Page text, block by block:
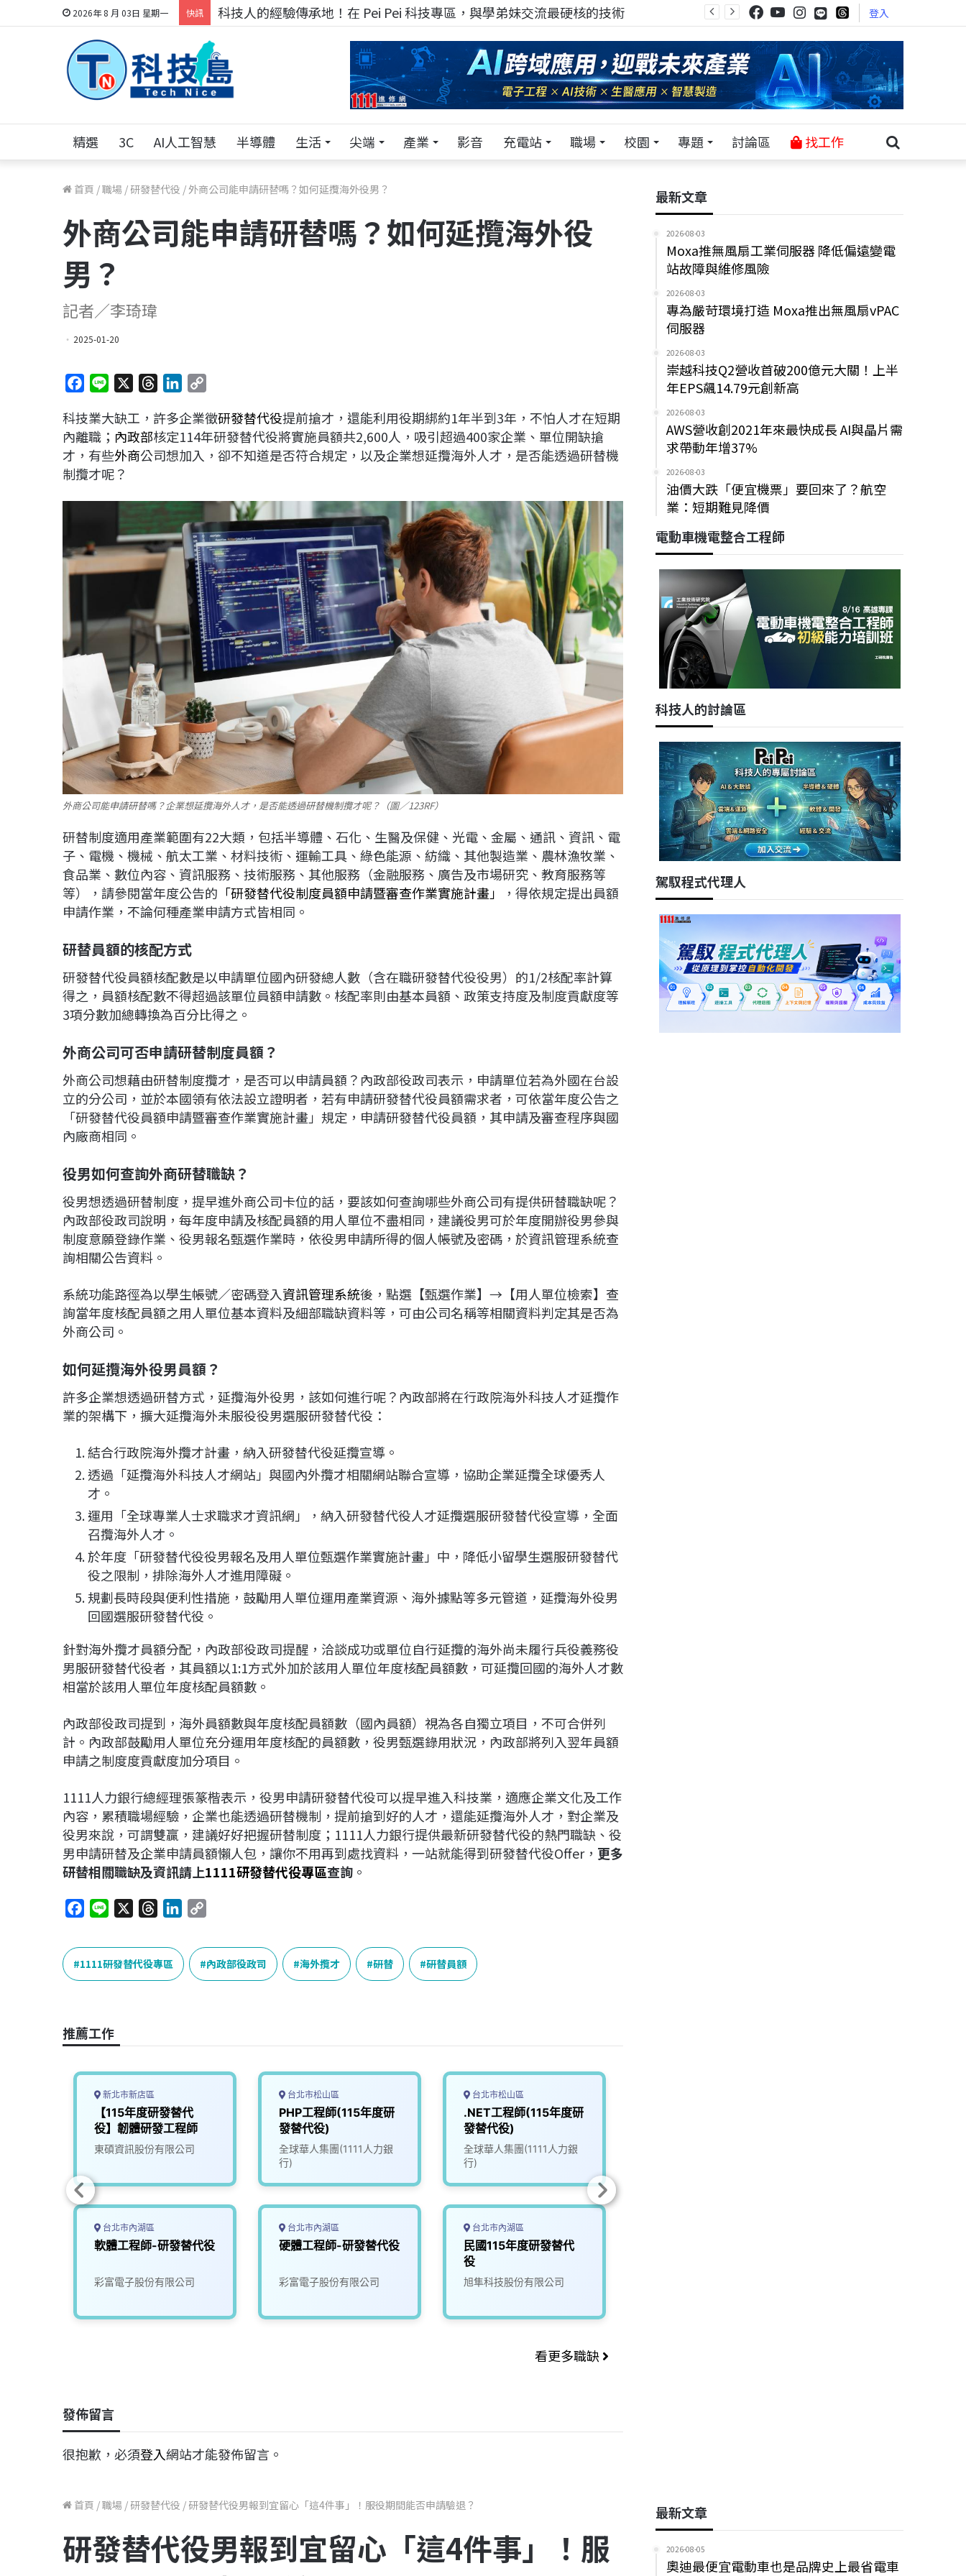
2026年 8 月 03日 星期一 快訊 科技人的經驗傳承地！在 Pei Pei 科技專區，與學弟妹交流最硬核的技術 登入
精選 3C AI人工智慧 半導體 生活 尖端 產業 影音 充電站 職場 校園 專題 討論區 找工作
首頁 /職場 / 研發替代役 / 外商公司能申請研替嗎？如何延攬海外役男？
外商公司能申請研替嗎？如何延攬海外役
男？
記者／李琦瑋
2025-01-20
c
e
b
o
n
e
r
e
a
n
k
e
n
p
y
L
科技業大缺工，許多企業徵研發替代役提前搶才，還能利用役期綁約1年半到3年，不怕人才在短期
內離職； 內政部核定114年研發替代役將實施員額共2,600人，吸引超過400家企業、單位開缺搶
才，有些外商公司想加入，卻不知道是否符合規定，以及企業想延攬海外人才，是否能透過研替機
制攬才呢？
外商公司能申請研替嗎？企業想延攬海外人才，是否能透過研替機制攬才呢？（圖／123RF）
研替制度適用產業範圍有22大類，包括半導體、石化、生醫及保健、光電、金屬、通訊、資訊、電
子、電機、機械、航太工業、材料技術、運輸工具、綠色能源、紡織、其他製造業、農林漁牧業、
食品業、數位內容、資訊服務、技術服務、其他服務（金融服務、廣告及市場研究、教育服務等
等），請參閱當年度公告的 「研發替代役制度員額申請暨審查作業實施計畫」
，得依規定提出員額
申請作業，不論何種產業申請方式皆相同。
研替員額的核配方式
研發替代役員額核配數是以申請單位國內研發總人數（含在職研發替代役役男）的1/2核配率計算
得之，員額核配數不得超過該單位員額申請數。核配率則由基本員額、政策支持度及制度貢獻度等
3項分數加總轉換為百分比得之。
外商公司可否申請研替制度員額？
外商公司想藉由研替制度攬才，是否可以申請員額？內政部役政司表示，申請單位若為外國在台設
立的分公司，並於本國領有依法設立證明者，若有申請研發替代役員額需求者，可依當年度公告之
「研發替代役員額申請暨審查作業實施計畫」規定，申請研發替代役員額，其申請及審查程序與國
內廠商相同。
役男如何查詢外商研替職缺？
役男想透過研替制度，提早進外商公司卡位的話，要該如何查詢哪些外商公司有提供研替職缺呢？
內政部役政司說明，每年度申請及核配員額的用人單位不盡相同，建議役男可於年度開辦役男參與
制度意願登錄作業、役男報名甄選作業時，依役男申請所得的個人帳號及密碼，於資訊管理系統查
詢相關公告資料。
系統功能路徑為以學生帳號／密碼登入資訊管理系統後，點選【甄選作業】→【用人單位檢索】查
詢當年度核配員額之用人單位基本資料及細部職缺資料等，可由公司名稱等相關資料判定其是否為
外商公司。
如何延攬海外役男員額？
許多企業想透過研替方式，延攬海外役男，該如何進行呢？內政部將在行政院海外科技人才延攬作
業的架構下，擴大延攬海外未服役役男選服研發替代役：
結合行政院海外攬才計畫，納入研發替代役延攬宣導。
透過「延攬海外科技人才網站」與國內外攬才相關網站聯合宣導，協助企業延攬全球優秀人
才。
運用「全球專業人士求職求才資訊網」，納入研發替代役人才延攬選服研發替代役宣導，全面
召攬海外人才。
於年度「研發替代役役男報名及用人單位甄選作業實施計畫」中，降低小留學生選服研發替代
役之限制，排除海外人才進用障礙。
規劃長時段與便利性措施，鼓勵用人單位運用產業資源、海外據點等多元管道，延攬海外役男
回國選服研發替代役。
針對海外攬才員額分配，內政部役政司提醒，洽談成功或單位自行延攬的海外尚未履行兵役義務役
男服研發替代役者，其員額以1:1方式外加於該用人單位年度核配員額數，可延攬回國的海外人才數
相當於該用人單位年度核配員額數。
內政部役政司提到，海外員額數與年度核配員額數（國內員額）視為各自獨立項目，不可合併列
計。內政部鼓勵用人單位充分運用年度核配的員額數，役男甄選錄用狀況，內政部將列入翌年員額
申請之制度度貢獻度加分項目。
1111人力銀行總經理張篆楷表示，役男申請研發替代役可以提早進入科技業，適應企業文化及工作
內容，累積職場經驗，企業也能透過研替機制，提前搶到好的人才，還能延攬海外人才，對企業及
役男來說，可謂雙贏，建議好好把握研替制度；1111人力銀行提供最新研發替代役的熱門職缺、役
男申請研替及企業申請員額懶人包，讓你不用再到處找資料，一站就能得到研發替代役Offer， 更多
研替相關職缺及資訊請上1111研發替代役專區查詢 。
c
e
b
k
n
e
r
e
a
k
p
y
L
1111研發替代役專區 內政部役政司 海外攬才 研替 研替員額
推薦工作
新北市新店區
【115年度研發替代
役】韌體研發工程師
東碩資訊股份有限公司
台北市內湖區
軟體工程師-研發替代役
彩富電子股份有限公司
台北市松山區
PHP工程師(115年度研
發替代役)
全球華人集團(1111人力銀
行)
台北市內湖區
硬體工程師-研發替代役
彩富電子股份有限公司
台北市松山區
.NET工程師(115年度研
發替代役)
全球華人集團(1111人力銀
行)
台北市內湖區
民國115年度研發替代
役
旭隼科技股份有限公司
看更多職缺
發佈留言
很抱歉，必須登入網站才能發佈留言。
最新文章
2026-08-03
Moxa推無風扇工業伺服器 降低偏遠變電
站故障與維修風險
2026-08-03
專為嚴苛環境打造 Moxa推出無風扇vPAC
伺服器
2026-08-03
崇越科技Q2營收首破200億元大關！上半
年EPS飆14.79元創新高
2026-08-03
AWS營收創2021年來最快成長 AI與晶片需
求帶動年增37%
2026-08-03
油價大跌「便宜機票」要回來了？航空
業：短期難見降價
電動車機電整合工程師
科技人的討論區
駕馭程式代理人